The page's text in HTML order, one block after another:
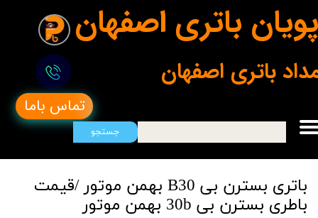
پویان باتری اصفهان
تماس باما
جستجو
باتری اصفهان
باتری بسترن بی B30 بهمن موتور /قیمت
باطری بسترن بی 30b بهمن موتور